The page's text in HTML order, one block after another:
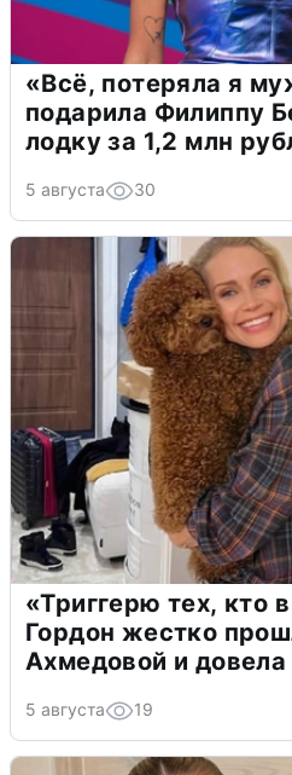
«Всё, потеряла я
подарила Филиппу
лодку за 1,2 млн
5 августа 30
«Триггерю тех, кто
Гордон жестко
Ахмедовой и довела
5 августа 19